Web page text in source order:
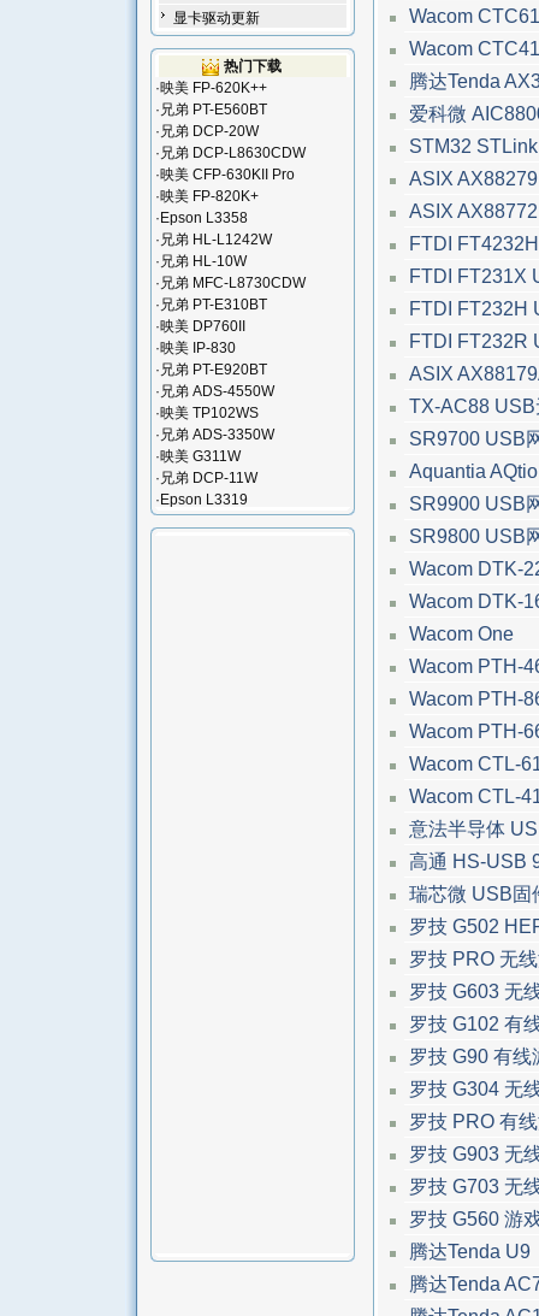
显卡驱动更新
热门下载
·映美 FP-620K++
· 兄弟 PT-E560BT
· 兄弟 DCP-20W
· 兄弟 DCP-L8630CDW
·映美 CFP-630KII Pro
·映美 FP-820K+
· Epson L3358
· 兄弟 HL-L1242W
· 兄弟 HL-10W
· 兄弟 MFC-L8730CDW
· 兄弟 PT-E310BT
·映美 DP760II
·映美 IP-830
· 兄弟 PT-E920BT
· 兄弟 ADS-4550W
·映美 TP102WS
· 兄弟 ADS-3350W
·映美 G311W
· 兄弟 DCP-11W
· Epson L3319
Wacom
Wacom
腾达Tenda
爱科微
STM32
ASIX
ASIX
FTDI
FTDI FT231X
FTDI FT232H
FTDI FT232R
ASIX
TX-AC88
SR9700 USB
Aquantia
SR9900 USB
SR9800 USB
Wacom DTK-
Wacom DTK-
Wacom One
Wacom PTH-
Wacom PTH-
Wacom PTH-
Wacom CTL-
Wacom CTL-
意法半导体
高通 HS-USB
瑞芯微 USB
罗技 G502
罗技 PRO 无
罗技 G603 无
罗技 G102 有
罗技 G90 有
罗技 G304 无
罗技 PRO 有
罗技 G903 无
罗技 G703 无
罗技 G560 游
腾达Tenda U9
腾达Tenda